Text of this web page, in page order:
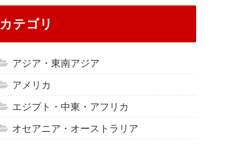
カテゴリ
アジア・東南アジア
アメリカ
エジプト・中東・アフリカ
オセアニア・オーストラリア